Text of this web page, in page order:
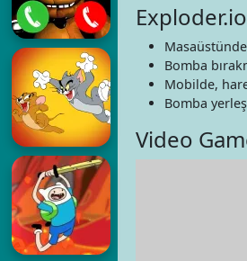
Bomba
Mobilde,
Bomba
Video